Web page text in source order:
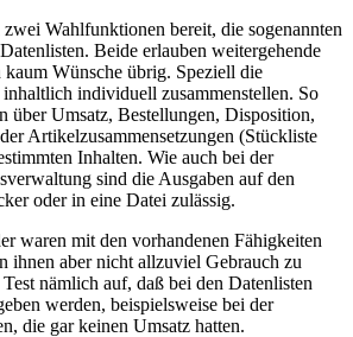
Wahlfunktionen bereit, die sogenannten
Beide erlauben weitergehende
kaum Wünsche übrig. Speziell die
inhaltlich individuell zusammenstellen. So
über Umsatz, Bestellungen, Disposition,
Artikelzusammensetzungen (Stückliste
Inhalten. Wie auch bei der
sind die Ausgaben auf den
oder in eine Datei zulässig.
waren mit den vorhandenen Fähigkeiten
ihnen aber nicht allzuviel Gebrauch zu
nämlich auf, daß bei den Datenlisten
werden, beispielsweise bei der
die gar keinen Umsatz hatten.